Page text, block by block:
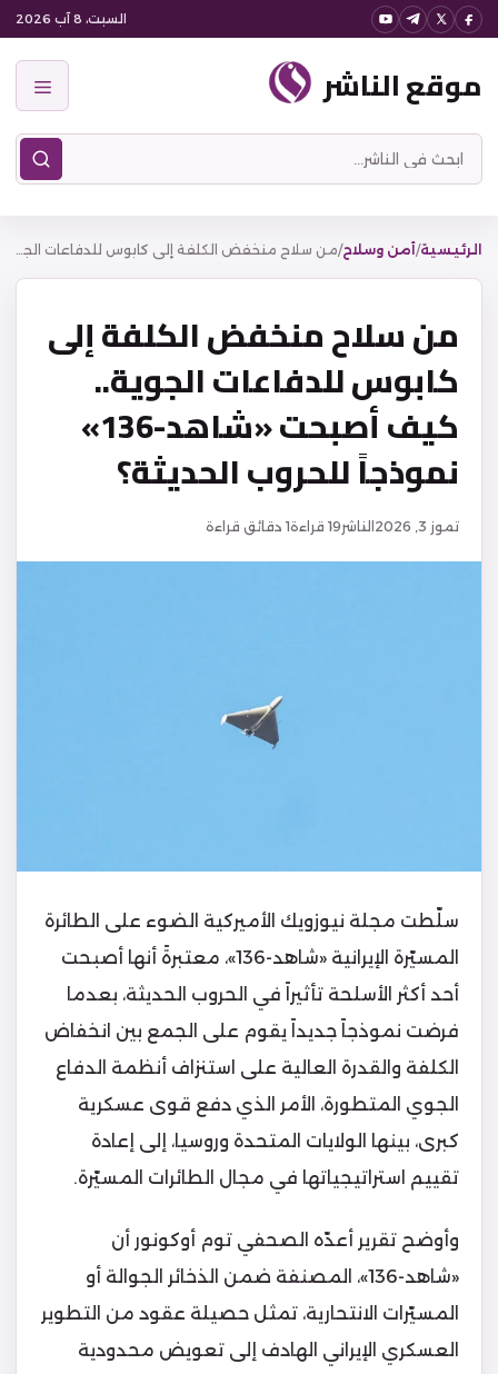
انتقل
المحتوى
السبت، 8 آب 2026
موقع الناشر
ابحث
في
الناشر
الرئيسية/أمن وسلاح/ من سلاح منخفض الكلفة إلى كابوس للدفاعات الجوية.. كيف أصبحت «شاهد-136» نموذجاً للحروب الحديثة؟
من سلاح منخفض الكلفة إلى
كابوس للدفاعات الجوية..
كيف أصبحت «شاهد-136»
نموذجاً للحروب الحديثة؟
تموز 3, 2026 الناشر19 قراءة1 دقائق قراءة
سلّطت مجلة نيوزويك الأميركية الضوء على الطائرة
المسيّرة الإيرانية «شاهد-136»، معتبرةً أنها أصبحت
أحد أكثر الأسلحة تأثيراً في الحروب الحديثة، بعدما
فرضت نموذجاً جديداً يقوم على الجمع بين انخفاض
الكلفة والقدرة العالية على استنزاف أنظمة الدفاع
الجوي المتطورة، الأمر الذي دفع قوى عسكرية
كبرى، بينها الولايات المتحدة وروسيا، إلى إعادة
تقييم استراتيجياتها في مجال الطائرات المسيّرة.
وأوضح تقرير أعدّه الصحفي توم أوكونور أن
«شاهد-136»، المصنفة ضمن الذخائر الجوالة أو
المسيّرات الانتحارية، تمثل حصيلة عقود من التطوير
العسكري الإيراني الهادف إلى تعويض محدودية